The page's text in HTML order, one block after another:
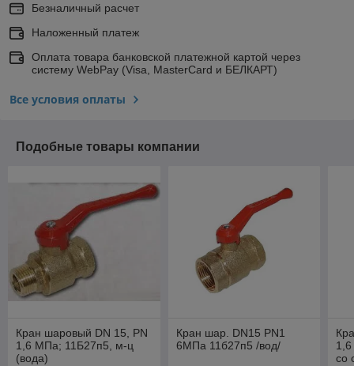
Безналичный расчет
Наложенный платеж
Оплата товара банковской платежной картой через
систему WebPay (Visa, MasterCard и БЕЛКАРТ)
Все условия оплаты
Подобные товары компании
Кран шаровый DN 15, PN
1,6 МПа; 11Б27п5, м-ц
(вода)
Кран шар. DN15 PN1
6МПа 11б27п5 /вод/
со